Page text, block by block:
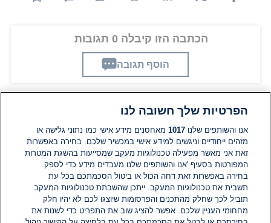
הכתבה הזו קיבלה 0 תגובות
הוסף תגובה
תגובות
אין עדיין תגובות. היה הראשון להגיב
הוסף תגובה
הפרטיות שלך חשובה לנו
אנו והשותפים שלנו1017 מאחסנים מידע אישי כמו נתוני גלישה או
מזהים ייחודיים וניגשים למידע אישי במכשיר שלכם. בחירה באפשרות
זאת אני מאשר מפעילה טכנולוגיות מעקב שמסייעות בהשגת המטרות
המפורטות בסעיף 'אנו והשותפים שלנו מעבדים מידע כדי לספק.
בחירה באפשרות זאת דחה הכול או ביטול הסכמתכם בכל עת
תשבית את טכנולוגיות המעקב. ייתכן שהשבתת טכנולוגיות המעקב
תוביל לכך שחלק מהתכנים והפרסומות שיוצגו לכם לא יהיו חלק
מחחומי העניין שלכם. אפשר להציג שוב את התפריט כדי לשנות את